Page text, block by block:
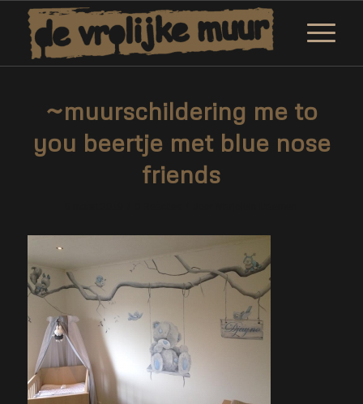
~muurschildering me to
you beertje met blue nose
friends